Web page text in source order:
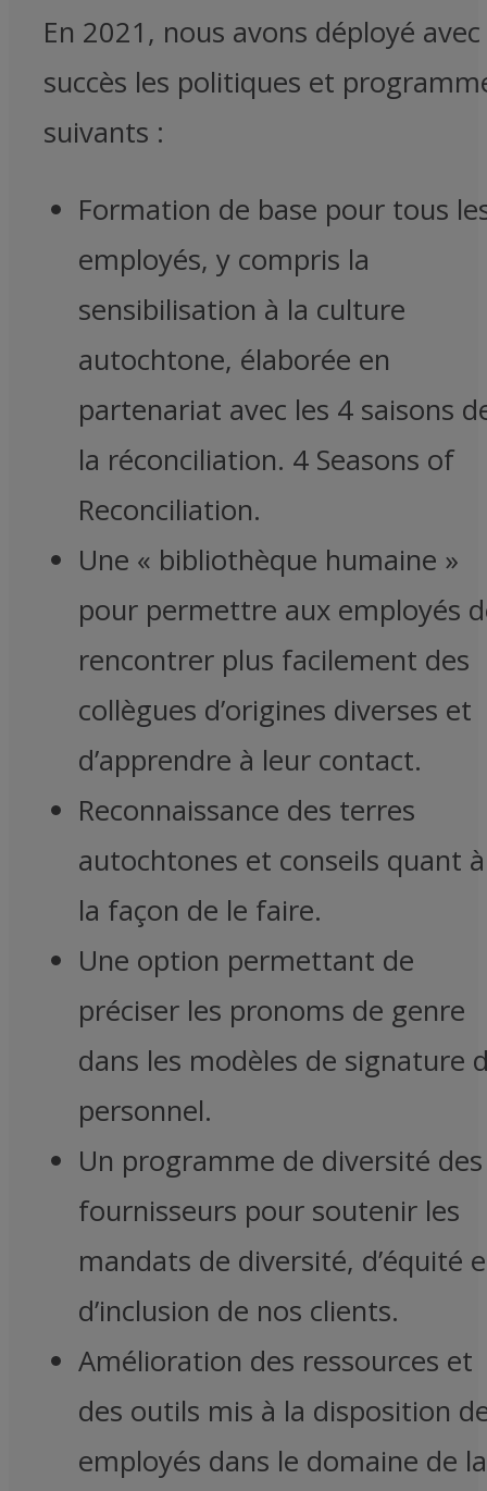
En 2021, nous avons déployé avec
succès les politiques et
suivants :
Formation de base pour tous
employés, y compris la
sensibilisation à la culture
autochtone, élaborée en
partenariat avec les 4 saisons
la réconciliation. 4 Seasons of
Reconciliation.
Une « bibliothèque humaine »
pour permettre aux employés
rencontrer plus facilement des
collègues d’origines diverses et
d’apprendre à leur contact.
Reconnaissance des terres
autochtones et conseils quant à
la façon de le faire.
Une option permettant de
préciser les pronoms de genre
dans les modèles de signature
personnel.
Un programme de diversité des
fournisseurs pour soutenir les
mandats de diversité, d’équité
d’inclusion de nos clients.
Amélioration des ressources et
des outils mis à la disposition
employés dans le domaine de la